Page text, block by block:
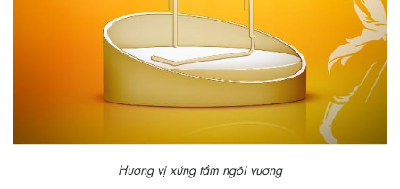
Hương vị xứng tầm ngôi vương